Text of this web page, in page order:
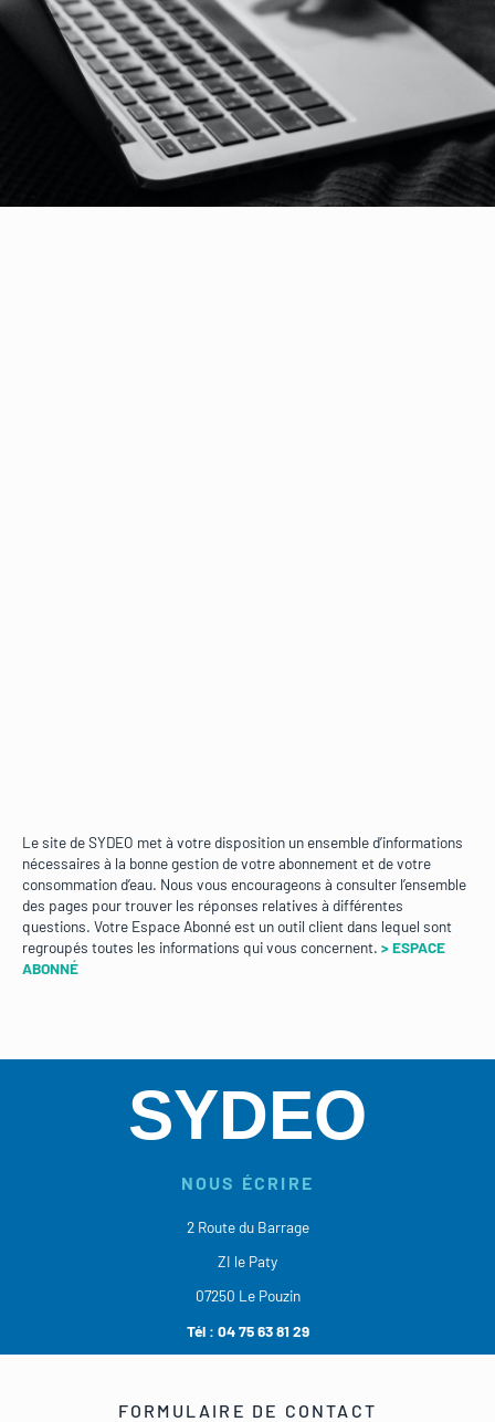
Le site de SYDEO met à votre disposition un ensemble d’informations
nécessaires à la bonne gestion de votre abonnement et de votre
consommation d’eau. Nous vous encourageons à consulter l’ensemble
des pages pour trouver les réponses relatives à différentes
questions. Votre Espace Abonné est un outil client dans lequel sont
regroupés toutes les informations qui vous concernent. > ESPACE
ABONNÉ
SYDEO
NOUS ÉCRIRE
2 Route du Barrage
ZI le Paty
07250 Le Pouzin
Tél : 04 75 63 81 29
FORMULAIRE DE CONTACT